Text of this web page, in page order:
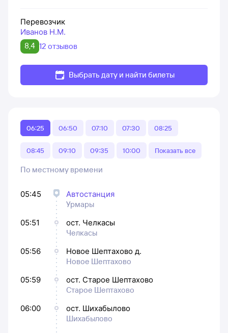
Перевозчик
Иванов Н.М.
8,4 12 отзывов
Выбрать дату и найти билеты
06:25 06:50 07:10 07:30 08:25
08:45 09:10 09:35 10:00 Показать все
По местному времени
05:45
Автостанция
Урмары
05:51
ост. Челкасы
Челкасы
05:56
Новое Шептахово д.
Новое Шептахово
05:59
ост. Старое Шептахово
Старое Шептахово
06:00
ост. Шихабылово
Шихабылово